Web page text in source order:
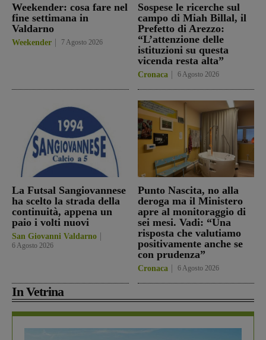
Weekender: cosa fare nel
fine settimana in
Valdarno
Weekender 7 Agosto 2026
Sospese le ricerche sul
campo di Miah Billal, il
Prefetto di Arezzo:
“L’attenzione delle
istituzioni su questa
vicenda resta alta”
Cronaca 6 Agosto 2026
La Futsal Sangiovannese
ha scelto la strada della
continuità, appena un
paio i volti nuovi
San Giovanni Valdarno
6 Agosto 2026
Punto Nascita, no alla
deroga ma il Ministero
apre al monitoraggio di
sei mesi. Vadi: “Una
risposta che valutiamo
positivamente anche se
con prudenza”
Cronaca 6 Agosto 2026
In Vetrina